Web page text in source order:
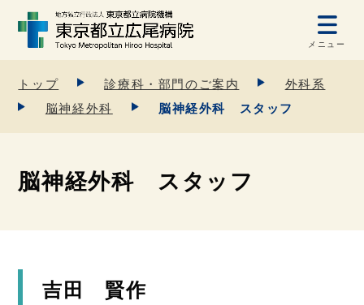
メニュー
トップ 診療科・部門のご案内
外科系
脳神経外科
脳神経外科 スタッフ
脳神経外科 スタッフ
吉田 賢作